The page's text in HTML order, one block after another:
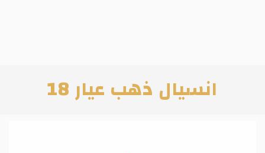
انسيال ذهب عيار 18